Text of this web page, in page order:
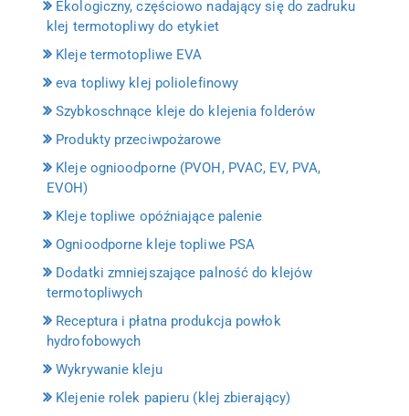
Ekologiczny, częściowo nadający się do zadruku
klej termotopliwy do etykiet
Kleje termotopliwe EVA
eva topliwy klej poliolefinowy
Szybkoschnące kleje do klejenia folderów
Produkty przeciwpożarowe
Kleje ognioodporne (PVOH, PVAC, EV, PVA,
EVOH)
Kleje topliwe opóźniające palenie
Ognioodporne kleje topliwe PSA
Dodatki zmniejszające palność do klejów
termotopliwych
Receptura i płatna produkcja powłok
hydrofobowych
Wykrywanie kleju
Klejenie rolek papieru (klej zbierający)